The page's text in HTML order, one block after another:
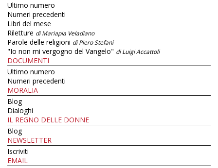
Ultimo numero
Numeri precedenti
Libri del mese
Riletture di Mariapia Veladiano
Parole delle religioni di Piero Stefani
"Io non mi vergogno del Vangelo" di Luigi Accattoli
DOCUMENTI
Ultimo numero
Numeri precedenti
MORALIA
Blog
Dialoghi
IL REGNO DELLE DONNE
Blog
NEWSLETTER
Iscriviti
EMAIL